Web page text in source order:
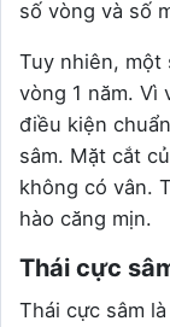
số vòng và số
Tuy nhiên, một
vòng 1 năm. Vì
điều kiện
sâm. Mặt cắt
không có vân.
hào căng mịn.
Thái cực
Thái cực sâm